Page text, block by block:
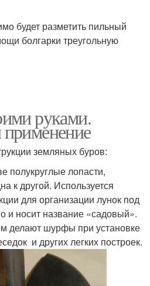
будет разметить пильный
болгарки треугольную
руками.
земляных буров:
полукруглые лопасти,
к другой. Используется
для организации лунок под
и носит название «садовый».
делают шурфы при установке
и других легких построек.